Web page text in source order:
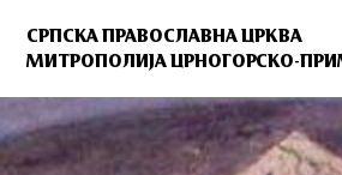
СРПСКА ПРАВОСЛАВНА ЦРКВА
МИТРОПОЛИЈА ЦРНОГОРСКО-